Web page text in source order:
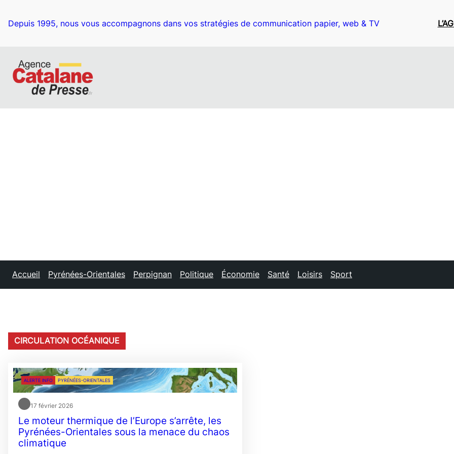
contenu
Depuis 1995, nous vous accompagnons dans vos stratégies de communication papier, web & TV
Accueil Pyrénées-Orientales Perpignan Politique Économie Santé Loisirs Sport
CIRCULATION OCÉANIQUE
ALERTE INFO PYRÉNÉES-ORIENTALES
17 février 2026
Le moteur thermique de l’Europe s’arrête, les
Pyrénées-Orientales sous la menace du chaos
climatique